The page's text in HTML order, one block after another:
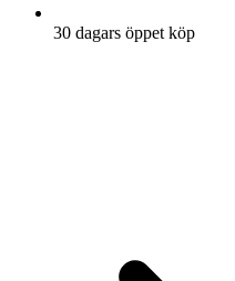
30 dagars öppet köp